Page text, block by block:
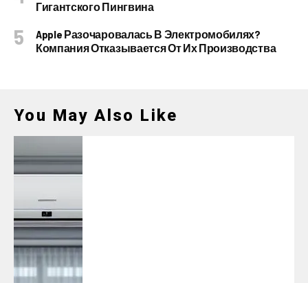
Гигантского Пингвина
Apple Разочаровалась В Электромобилях?
Компания Отказывается От Их Производства
You May Also Like